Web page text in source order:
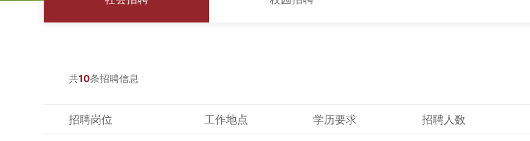
共10条招聘信息
招聘岗位 工作地点 学历要求 招聘人数